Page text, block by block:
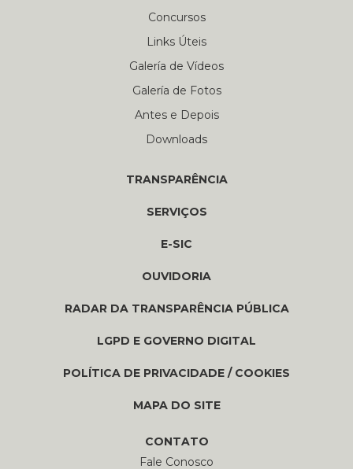
Concursos
Links Úteis
Galería de Vídeos
Galería de Fotos
Antes e Depois
Downloads
TRANSPARÊNCIA
SERVIÇOS
E-SIC
OUVIDORIA
RADAR DA TRANSPARÊNCIA PÚBLICA
LGPD E GOVERNO DIGITAL
POLÍTICA DE PRIVACIDADE / COOKIES
MAPA DO SITE
CONTATO
Fale Conosco